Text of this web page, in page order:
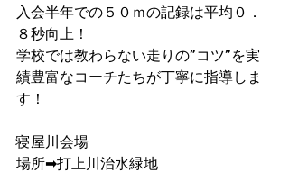
入会半年での５０ｍの記録は平均０．
８秒向上！
学校では教わらない走りの”コツ”を実
績豊富なコーチたちが丁寧に指導しま
す！
寝屋川会場
場所➡打上川治水緑地